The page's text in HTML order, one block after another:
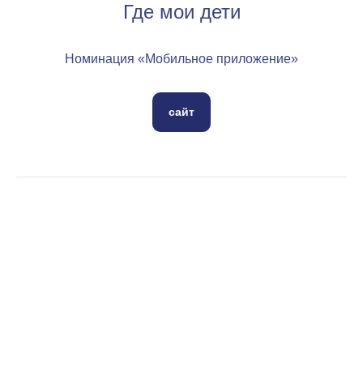
Где мои дети
Номинация «Мобильное приложение»
сайт